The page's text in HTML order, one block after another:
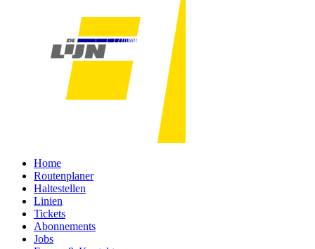
Home
Routenplaner
Haltestellen
Linien
Tickets
Abonnements
Jobs